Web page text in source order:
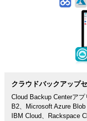
クラウドバックアップ
Cloud Backup Centerア
B2、Microsoft Azure Blob
IBM Cloud、Rackspace